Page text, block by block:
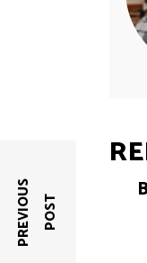
P
R
E
V
I
O
U
S
P
O
S T